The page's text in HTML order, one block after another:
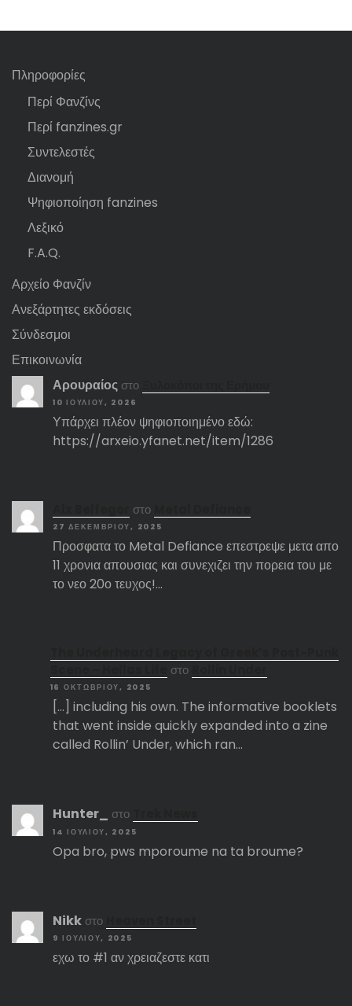
Πληροφορίες
Περί Φανζίνς
Περί fanzines.gr
Συντελεστές
Διανομή
Ψηφιοποίηση fanzines
Λεξικό
F.A.Q.
Αρχείο Φανζίν
Ανεξάρτητες εκδόσεις
Σύνδεσμοι
Επικοινωνία
Αρουραίος στο
10 ΙΟΥΛΊΟΥ, 2026
Υπάρχει πλέον ψηφιοποιημένο εδώ:
https://arxeio.yfanet.net/item/1286
στο
27 ΔΕΚΕΜΒΡΊΟΥ, 2025
Προσφατα το Metal Defiance επεστρεψε μετα απο
11 χρονια απουσιας και συνεχιζει την πορεια του με
το νεο 20ο τευχος!…
στο
16 ΟΚΤΩΒΡΊΟΥ, 2025
[…] including his own. The informative booklets
that went inside quickly expanded into a zine
called Rollin’ Under, which ran…
Hunter_ στο
14 ΙΟΥΛΊΟΥ, 2025
Opa bro, pws mporoume na ta broume?
Nikk στο
9 ΙΟΥΛΊΟΥ, 2025
εχω το #1 αν χρειαζεστε κατι